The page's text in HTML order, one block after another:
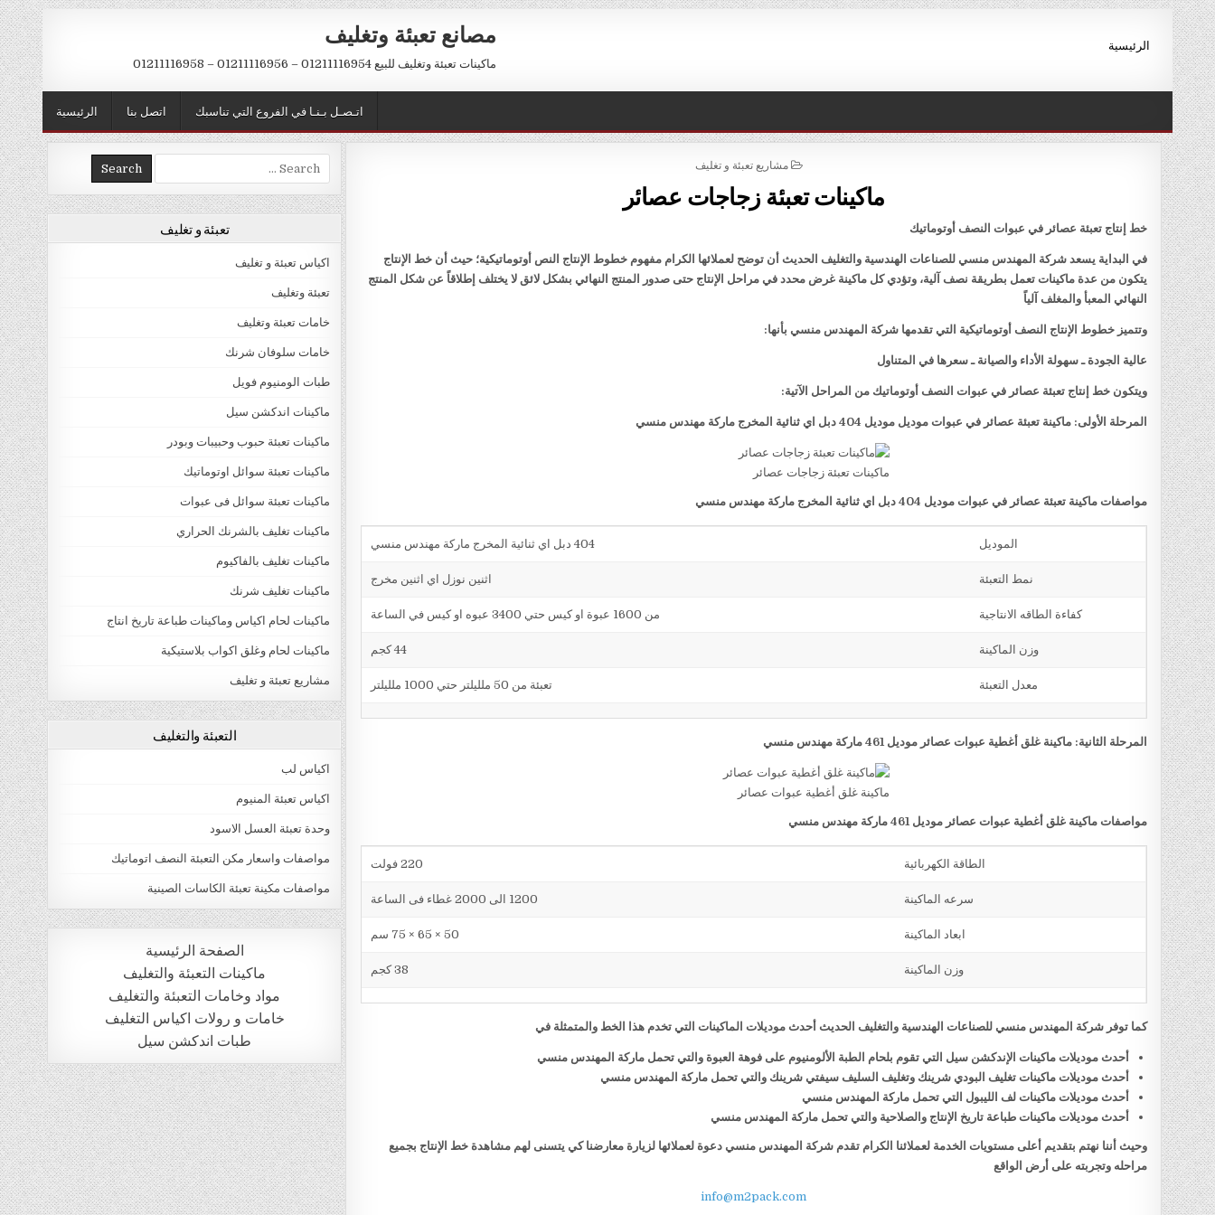
Skip
to
content
مصانع تعبئة وتغليف
ماكينات تعبئة وتغليف للبيع 01211116954 – 01211116956 – 01211116958
الرئيسية
الرئيسية اتصل بنا اتـصـل بـنـا في الفروع التي تناسبك
POSTED
مشاريع تعبئة و تغليف
ماكينات تعبئة زجاجات عصائر
خط إنتاج تعبئة عصائر في عبوات النصف أوتوماتيك
في البداية يسعد شركة المهندس منسي للصناعات الهندسية والتغليف الحديث أن توضح لعملائها الكرام مفهوم خطوط الإنتاج النص أوتوماتيكية؛ حيث أن خط الإنتاج
يتكون من عدة ماكينات تعمل بطريقة نصف آلية، وتؤدي كل ماكينة غرض محدد في مراحل الإنتاج حتى صدور المنتج النهائي بشكل لائق لا يختلف إطلاقاً عن شكل المنتج
النهائي المعبأ والمغلف آلياً
وتتميز خطوط الإنتاج النصف أوتوماتيكية التي تقدمها شركة المهندس منسي بأنها:
عالية الجودة ـ سهولة الأداء والصيانة ـ سعرها في المتناول
ويتكون خط إنتاج تعبئة عصائر في عبوات النصف أوتوماتيك من المراحل الآتية:
المرحلة الأولى: ماكينة تعبئة عصائر في عبوات موديل موديل 404 دبل اي ثنائية المخرج ماركة مهندس منسي
ماكينات تعبئة زجاجات عصائر
مواصفات ماكينة تعبئة عصائر في عبوات موديل 404 دبل اي ثنائية المخرج ماركة مهندس منسي
الموديل 404 دبل اي ثنائية المخرج ماركة مهندس منسي
نمط التعبئة اثنين نوزل اي اثنين مخرج
كفاءة الطاقه الانتاجية من 1600 عبوة او كيس حتي 3400 عبوه او كيس في الساعة
وزن الماكينة 44 كجم
معدل التعبئة تعبئة من 50 ملليلتر حتي 1000 ملليلتر
المرحلة الثانية: ماكينة غلق أغطية عبوات عصائر موديل 461 ماركة مهندس منسي
ماكينة غلق أغطية عبوات عصائر
مواصفات ماكينة غلق أغطية عبوات عصائر موديل 461 ماركة مهندس منسي
الطاقة الكهربائية 220 فولت
سرعه الماكينة 1200 الى 2000 غطاء فى الساعة
ابعاد الماكينة 50 × 65 × 75 سم
وزن الماكينة 38 كجم
كما توفر شركة المهندس منسي للصناعات الهندسية والتغليف الحديث أحدث موديلات الماكينات التي تخدم هذا الخط والمتمثلة في
أحدث موديلات ماكينات الإندكشن سيل التي تقوم بلحام الطبة الألومنيوم على فوهة العبوة والتي تحمل ماركة المهندس منسي
أحدث موديلات ماكينات تغليف البودي شرينك وتغليف السليف سيفتي شرينك والتي تحمل ماركة المهندس منسي
أحدث موديلات ماكينات لف الليبول التي تحمل ماركة المهندس منسي
أحدث موديلات ماكينات طباعة تاريخ الإنتاج والصلاحية والتي تحمل ماركة المهندس منسي
وحيث أننا نهتم بتقديم أعلى مستويات الخدمة لعملائنا الكرام تقدم شركة المهندس منسي دعوة لعملائها لزيارة معارضنا كي يتسنى لهم مشاهدة خط الإنتاج بجميع
مراحله وتجربته على أرض الواقع
info@m2pack.com
Search
for:
تعبئة و تغليف
اكياس تعبئة و تغليف
تعبئة وتغليف
خامات تعبئة وتغليف
خامات سلوفان شرنك
طبات الومنيوم فويل
ماكينات اندكشن سيل
ماكينات تعبئة حبوب وحبيبات وبودر
ماكينات تعبئة سوائل اوتوماتيك
ماكينات تعبئة سوائل فى عبوات
ماكينات تغليف بالشرنك الحراري
ماكينات تغليف بالفاكيوم
ماكينات تغليف شرنك
ماكينات لحام اكياس وماكينات طباعة تاريخ انتاج
ماكينات لحام وغلق اكواب بلاستيكية
مشاريع تعبئة و تغليف
التعبئة والتغليف
اكياس لب
اكياس تعبئة المنيوم
وحدة تعبئة العسل الاسود
مواصفات واسعار مكن التعبئة النصف اتوماتيك
مواصفات مكينة تعبئة الكاسات الصينية
الصفحة الرئيسية
ماكينات التعبئة والتغليف
مواد وخامات التعبئة والتغليف
خامات و رولات اكياس التغليف
طبات اندكشن سيل